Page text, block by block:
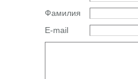
Фамилия
E-mail